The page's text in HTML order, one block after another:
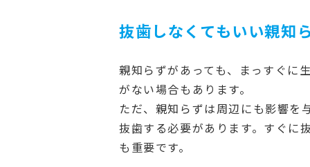
抜歯しなくてもいい親知
親知らずがあっても、まっすぐに
がない場合もあります。
ただ、親知らずは周辺にも影響を
抜歯する必要があります。すぐに
も重要です。